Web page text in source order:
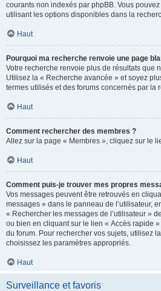
courants non indexés par phpBB. Vous
utilisant les options disponibles dans la
Haut
Pourquoi ma recherche renvoie une page
Votre recherche renvoie plus de résultats que
Utilisez la « Recherche avancée » et soyez
termes utilisés et des forums concernés par la
Haut
Comment rechercher des membres ?
Allez sur la page « Membres », cliquez sur le
Haut
Comment puis-je trouver mes propres
Vos messages peuvent être retrouvés en
messages » dans le panneau de l’utilisateur,
« Rechercher les messages de l’utilisateur »
ou bien en cliquant sur le lien « Accès rapide
du forum. Pour rechercher vos sujets, utilisez
choisissez les paramètres appropriés.
Haut
Surveillance et favoris